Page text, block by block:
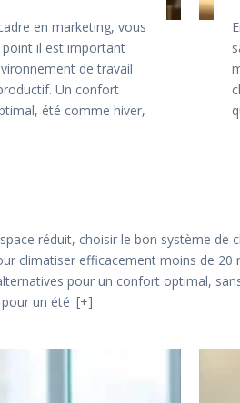
en marketing, vous
point il est important
de travail
Un confort
été comme hiver,
réduit, choisir le bon système de
climatiser efficacement moins de 20
pour un confort optimal,
un été
+